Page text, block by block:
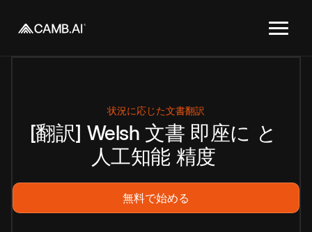
状況に応じた文書翻訳
[翻訳] Welsh 文書 即座に と
人工知能 精度
無料で始める